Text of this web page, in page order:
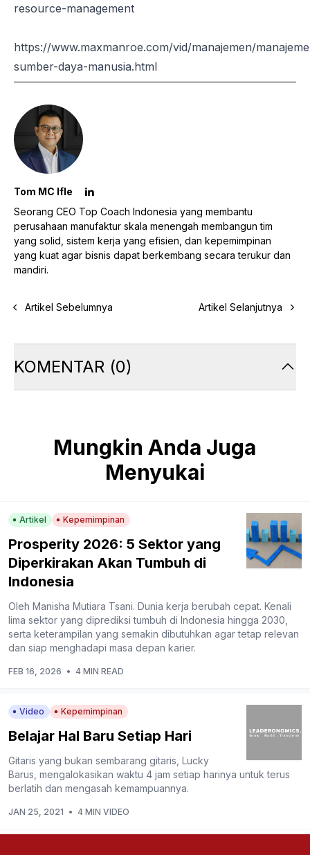
resource-management
https://www.maxmanroe.com/vid/manajemen/
sumber-daya-manusia.html
Tom MC Ifle
Seorang CEO Top Coach Indonesia yang membantu
perusahaan manufaktur skala menengah membangun tim
yang solid, sistem kerja yang efisien, dan kepemimpinan
yang kuat agar bisnis dapat berkembang secara terukur dan
mandiri.
Artikel Sebelumnya Artikel Selanjutnya
KOMENTAR (0)
Mungkin Anda Juga
Menyukai
Artikel Kepemimpinan
Prosperity 2026: 5 Sektor yang
Diperkirakan Akan Tumbuh di
Indonesia
Oleh Manisha Mutiara Tsani. Dunia kerja berubah cepat. Kenali
lima sektor yang diprediksi tumbuh di Indonesia hingga 2030,
serta keterampilan yang semakin dibutuhkan agar tetap relevan
dan siap menghadapi masa depan karier.
FEB 16, 2026 • 4 MIN READ
Video Kepemimpinan
Belajar Hal Baru Setiap Hari
Gitaris yang bukan sembarang gitaris, Lucky
Barus, mengalokasikan waktu 4 jam setiap harinya untuk terus
berlatih dan mengasah kemampuannya.
JAN 25, 2021 • 4 MIN VIDEO